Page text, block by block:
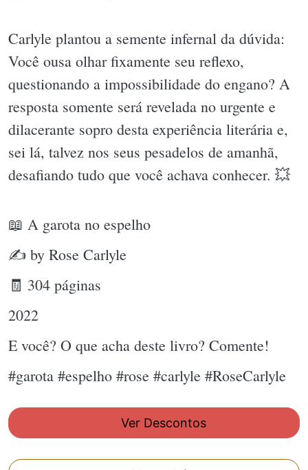
Carlyle plantou a semente infernal da dúvida:
Você ousa olhar fixamente seu reflexo,
questionando a impossibilidade do engano? A
resposta somente será revelada no urgente e
dilacerante sopro desta experiência literária e,
sei lá, talvez nos seus pesadelos de amanhã,
desafiando tudo que você achava conhecer. 💥
📖 A garota no espelho
✍ by Rose Carlyle
🧾 304 páginas
2022
E você? O que acha deste livro? Comente!
#garota #espelho #rose #carlyle #RoseCarlyle
Ver Descontos